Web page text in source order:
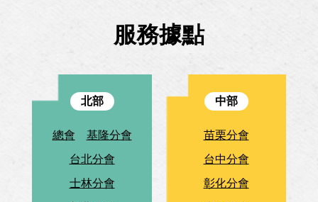
服務據點
北部
總會
基隆分會
台北分會
士林分會
中部
苗栗分會
台中分會
彰化分會